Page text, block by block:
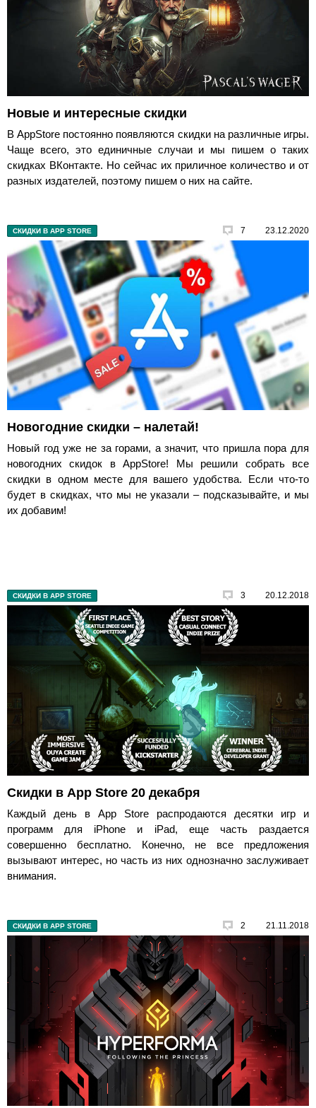
Новые и интересные скидки
В AppStore постоянно появляются скидки на различные игры.
Чаще всего, это единичные случаи и мы пишем о таких
скидках ВКонтакте. Но сейчас их приличное количество и от
разных издателей, поэтому пишем о них на сайте.
СКИДКИ В APP STORE 7 23.12.2020
Новогодние скидки – налетай!
Новый год уже не за горами, а значит, что пришла пора для
новогодних скидок в AppStore! Мы решили собрать все
скидки в одном месте для вашего удобства. Если что-то
будет в скидках, что мы не указали – подсказывайте, и мы
их добавим!
СКИДКИ В APP STORE 3 20.12.2018
Скидки в App Store 20 декабря
Каждый день в App Store распродаются десятки игр и
программ для iPhone и iPad, еще часть раздается
совершенно бесплатно. Конечно, не все предложения
вызывают интерес, но часть из них однозначно заслуживает
внимания.
СКИДКИ В APP STORE 2 21.11.2018